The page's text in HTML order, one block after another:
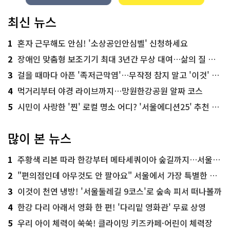
최신 뉴스
1 혼자 근무해도 안심! '소상공인안심벨' 신청하세요
2 장애인 맞춤형 보조기기 최대 3년간 무상 대여…삶의 질 높인다
3 걸을 때마다 아픈 '족저근막염'…무작정 참지 말고 '이것' 해보세요!
4 먹거리부터 야경 라이브까지…망원한강공원 알짜 코스
5 시민이 사랑한 '찐' 로컬 명소 어디? '서울에디션25' 추천 코스
많이 본 뉴스
1 주황색 리본 따라 한강부터 메타세쿼이아 숲길까지…서울둘레길 15코스
2 "편의점인데 아무것도 안 팔아요" 서울에서 가장 특별한 편의점의 정체
3 이것이 천연 냉방! '서울둘레길 9코스'로 숲속 피서 떠나볼까
4 한강 다리 아래서 영화 한 편! '다리밑 영화관' 무료 상영
5 우리 아이 체력이 쑥쑥! 클라이밍 키즈카페·어린이 체력장